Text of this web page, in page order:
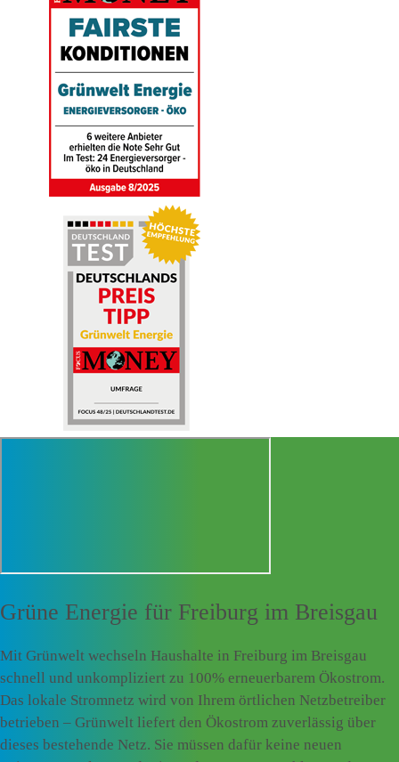
Grüne Energie für Freiburg im Breisgau
Mit Grünwelt wechseln Haushalte in Freiburg im Breisgau
schnell und unkompliziert zu 100% erneuerbarem Ökostrom.
Das lokale Stromnetz wird von Ihrem örtlichen Netzbetreiber
betrieben – Grünwelt liefert den Ökostrom zuverlässig über
dieses bestehende Netz. Sie müssen dafür keine neuen